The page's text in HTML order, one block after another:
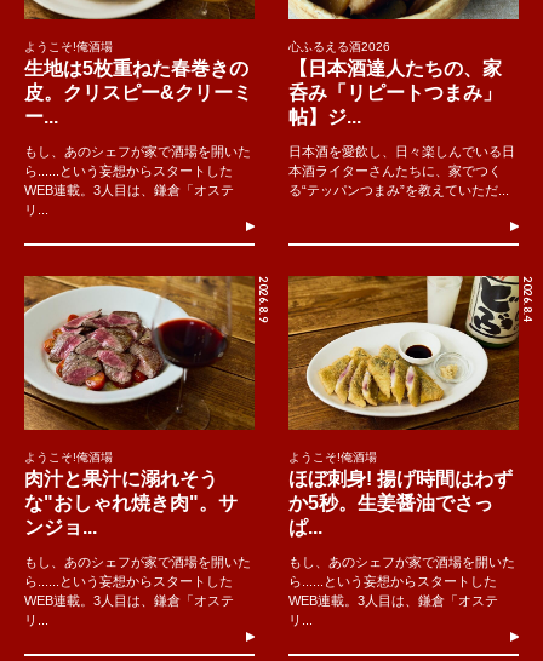
ようこそ!俺酒場
生地は5枚重ねた春巻きの
皮。クリスピー&クリーミ
ー...
もし、あのシェフが家で酒場を開いた
ら......という妄想からスタートした
WEB連載。3人目は、鎌倉「オステ
リ...
心ふるえる酒2026
【日本酒達人たちの、家
呑み「リピートつまみ」
帖】ジ...
日本酒を愛飲し、日々楽しんでいる日
本酒ライターさんたちに、家でつく
る“テッパンつまみ”を教えていただ...
2026.8.9
ようこそ!俺酒場
肉汁と果汁に溺れそう
な"おしゃれ焼き肉"。サ
ンジョ...
もし、あのシェフが家で酒場を開いた
ら......という妄想からスタートした
WEB連載。3人目は、鎌倉「オステ
リ...
2026.8.4
ようこそ!俺酒場
ほぼ刺身! 揚げ時間はわず
か5秒。生姜醤油でさっ
ぱ...
もし、あのシェフが家で酒場を開いた
ら......という妄想からスタートした
WEB連載。3人目は、鎌倉「オステ
リ...